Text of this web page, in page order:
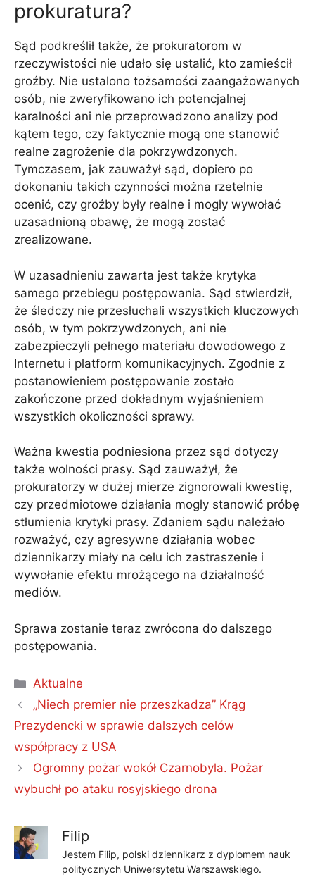
prokuratura?
Sąd podkreślił także, że prokuratorom w
rzeczywistości nie udało się ustalić, kto zamieścił
groźby. Nie ustalono tożsamości zaangażowanych
osób, nie zweryfikowano ich potencjalnej
karalności ani nie przeprowadzono analizy pod
kątem tego, czy faktycznie mogą one stanowić
realne zagrożenie dla pokrzywdzonych.
Tymczasem, jak zauważył sąd, dopiero po
dokonaniu takich czynności można rzetelnie
ocenić, czy groźby były realne i mogły wywołać
uzasadnioną obawę, że mogą zostać
zrealizowane.
W uzasadnieniu zawarta jest także krytyka
samego przebiegu postępowania. Sąd stwierdził,
że śledczy nie przesłuchali wszystkich kluczowych
osób, w tym pokrzywdzonych, ani nie
zabezpieczyli pełnego materiału dowodowego z
Internetu i platform komunikacyjnych. Zgodnie z
postanowieniem postępowanie zostało
zakończone przed dokładnym wyjaśnieniem
wszystkich okoliczności sprawy.
Ważna kwestia podniesiona przez sąd dotyczy
także wolności prasy. Sąd zauważył, że
prokuratorzy w dużej mierze zignorowali kwestię,
czy przedmiotowe działania mogły stanowić próbę
stłumienia krytyki prasy. Zdaniem sądu należało
rozważyć, czy agresywne działania wobec
dziennikarzy miały na celu ich zastraszenie i
wywołanie efektu mrożącego na działalność
mediów.
Sprawa zostanie teraz zwrócona do dalszego
postępowania.
Kategorie
Aktualne
„Niech premier nie przeszkadza” Krąg
Prezydencki w sprawie dalszych celów
współpracy z USA
Ogromny pożar wokół Czarnobyla. Pożar
wybuchł po ataku rosyjskiego drona
Filip
Jestem Filip, polski dziennikarz z dyplomem nauk
politycznych Uniwersytetu Warszawskiego.